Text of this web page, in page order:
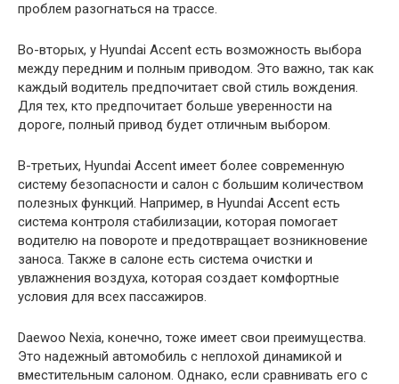
проблем разогнаться на трассе.
Во-вторых, у Hyundai Accent есть возможность выбора
между передним и полным приводом. Это важно, так как
каждый водитель предпочитает свой стиль вождения.
Для тех, кто предпочитает больше уверенности на
дороге, полный привод будет отличным выбором.
В-третьих, Hyundai Accent имеет более современную
систему безопасности и салон с большим количеством
полезных функций. Например, в Hyundai Accent есть
система контроля стабилизации, которая помогает
водителю на повороте и предотвращает возникновение
заноса. Также в салоне есть система очистки и
увлажнения воздуха, которая создает комфортные
условия для всех пассажиров.
Daewoo Nexia, конечно, тоже имеет свои преимущества.
Это надежный автомобиль с неплохой динамикой и
вместительным салоном. Однако, если сравнивать его с